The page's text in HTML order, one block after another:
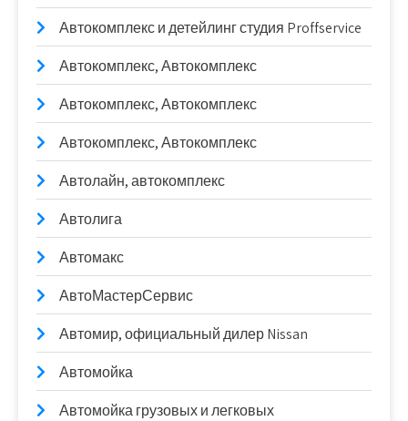
Автокомплекс и детейлинг студия Proffservice
Автокомплекс, Автокомплекс
Автокомплекс, Автокомплекс
Автокомплекс, Автокомплекс
Автолайн, автокомплекс
Автолига
Автомакс
АвтоМастерСервис
Автомир, официальный дилер Nissan
Автомойка
Автомойка грузовых и легковых